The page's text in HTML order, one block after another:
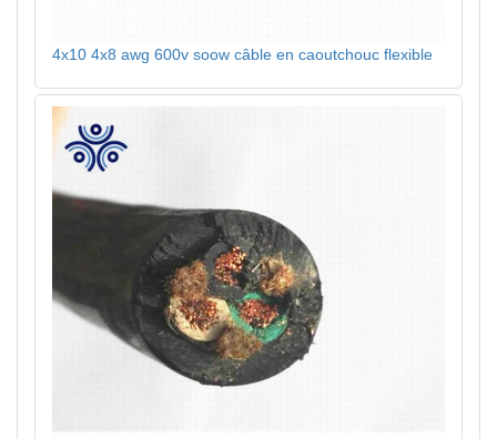
4x10 4x8 awg 600v soow câble en caoutchouc flexible